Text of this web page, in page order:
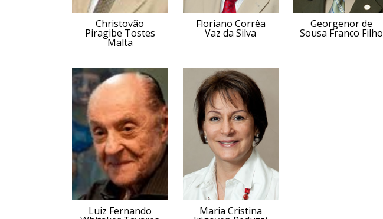
Christovão
Piragibe Tostes
Malta
Floriano Corrêa
Vaz da Silva
Georgenor de
Sousa Franco Filho
Luiz Fernando Maria Cristina